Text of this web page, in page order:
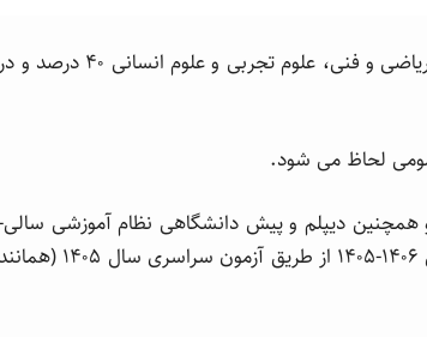
سهم نمره کل آزمون اختصاصی (کنکور) در گروه های آزمایشی علوم ریاضی و فنی، علوم تجربی و علوم انسانی
لحاظ می شود.
و ضرایب دروس سابقه تحصیلی دیپلم نظام آموزشی ۳-۳-۶ و همچنین دیپلم و پیش دانشگاهی نظام آموزشی
واحدی برای پذیرش متقاضیان ورود به آموزش عالی در سال تحصیلی ۱۴۰۶-۱۴۰۵ از طریق آزمون سراسری